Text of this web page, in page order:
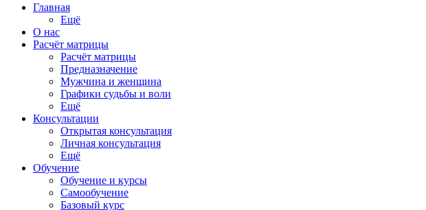
Главная
Ещё
О нас
Расчёт матрицы
Расчёт матрицы
Предназначение
Мужчина и женщина
Графики судьбы и воли
Ещё
Консультации
Открытая консультация
Личная консультация
Ещё
Обучение
Обучение и курсы
Самообучение
Базовый курс